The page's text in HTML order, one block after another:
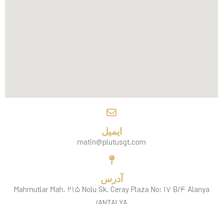
ایمیل
matin@plutusgt.com
آدرس
Mahmutlar Mah. ۲۱۵ Nolu Sk. Ceray Plaza No: ۱۷ B/۴ Alanya